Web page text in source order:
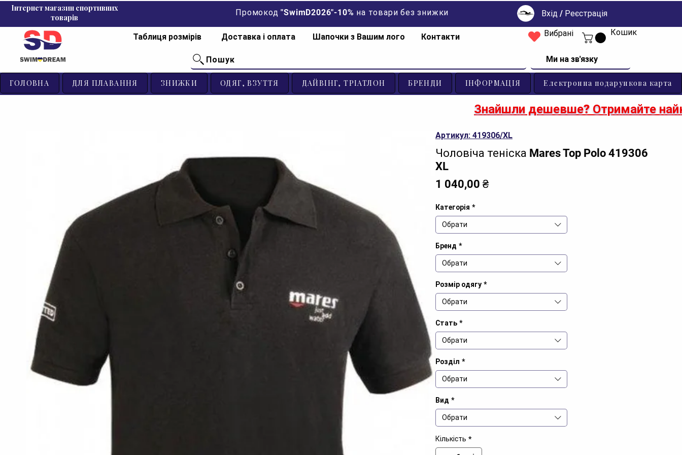
Інтернет магазин спортивних
товарів
Промокод "SwimD2026"-10% на товари без знижки Вхід / Реєстрація
Таблиця розмірів Доставка і оплата Шапочки з Вашим лого Контакти Вибрані Кошик
Пошук Ми на зв'язку
ГОЛОВНА ДЛЯ ПЛАВАННЯ ЗНИЖКИ ОДЯГ, ВЗУТТЯ ДАЙВІНГ, ТРІАТЛОН БРЕНДИ ІНФОРМАЦІЯ Електронна подарункова карта
Артикул: 419306/XL
Чоловіча теніска Mares Top Polo 419306
XL
1 040,00 ₴Ціна
Категорія *
Обрати
Бренд *
Обрати
Розмір одягу *
Обрати
Стать *
Обрати
Розділ *
Обрати
Вид *
Обрати
Кількість *
Знайшли дешевше? Отримайте